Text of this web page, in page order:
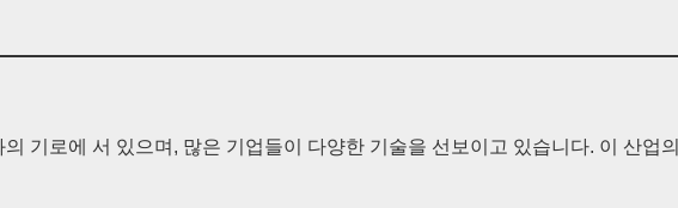
기로에 서 있으며, 많은 기업들이 다양한 기술을 선보이고 있습니다. 이 산업